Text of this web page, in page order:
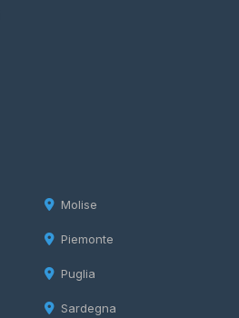
Molise
Piemonte
Puglia
Sardegna